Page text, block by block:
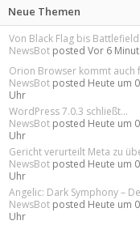
Neue Themen
Von Black Flag bis
NewsBot postedVor 6
Orion Browser kommt auch
NewsBot posted Heute um
Uhr
WordPress 7.0.3 schließt...
NewsBot posted Heute um
Uhr
Gericht verurteilt Meta zu
NewsBot posted Heute um
Uhr
Angelic: Dark Symphony –
NewsBot posted Heute um
Uhr